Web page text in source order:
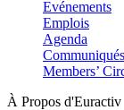
Evénements
Emplois
Agenda
Members’
À Propos d'Euractiv